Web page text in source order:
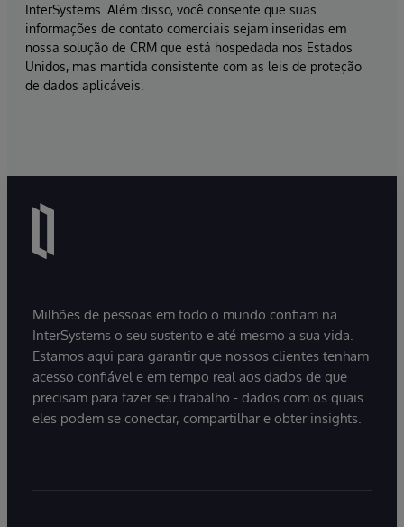
InterSystems. Além disso, você consente que suas
informações de contato comerciais sejam inseridas em
nossa solução de CRM que está hospedada nos Estados
Unidos, mas mantida consistente com as leis de proteção
de dados aplicáveis.
Milhões de pessoas em todo o mundo confiam na
InterSystems o seu sustento e até mesmo a sua vida.
Estamos aqui para garantir que nossos clientes tenham
acesso confiável e em tempo real aos dados de que
precisam para fazer seu trabalho - dados com os quais
eles podem se conectar, compartilhar e obter insights.